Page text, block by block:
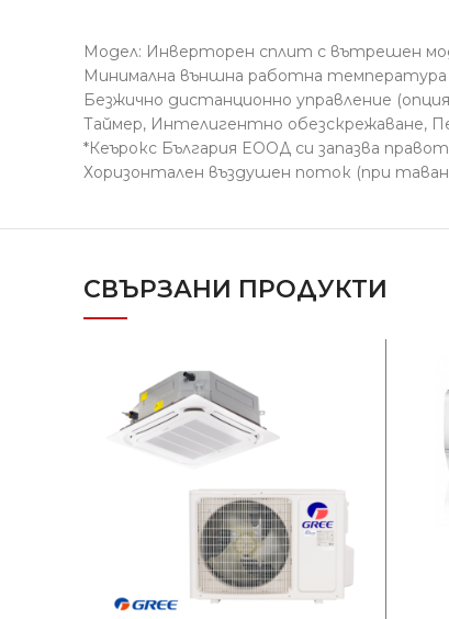
Модел: Инверторен сплит с вътрешен
Минимална външна работна
Безжично дистанционно управление
Таймер, Интелигентно обезскрежаване,
*Кеърокс България EООД си запазва
Хоризонтален въздушен поток (при
СВЪРЗАНИ ПРОДУКТИ